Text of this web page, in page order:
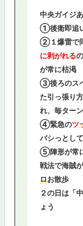
中央ガイジ
①後衛即追
②１爆雷で
に剥がれる
が常に枯渇
③後ろのス
た引っ張り
れ、毎ター
④緊急のツ
バシっとし
⑤陣形が常
戦法で海賊
ロお散歩
２の日は「
ょう